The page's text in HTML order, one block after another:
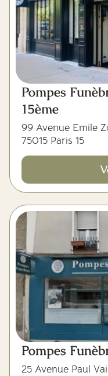
Pompes
15ème
99 Avenue Emile
75015 Paris 15
Pompes
25 Avenue Paul